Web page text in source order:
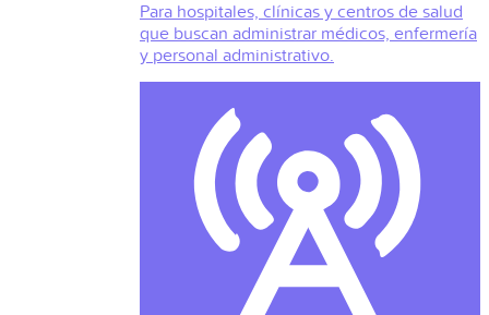
Para hospitales, clínicas y centros de salud
que buscan administrar médicos, enfermería
y personal administrativo.